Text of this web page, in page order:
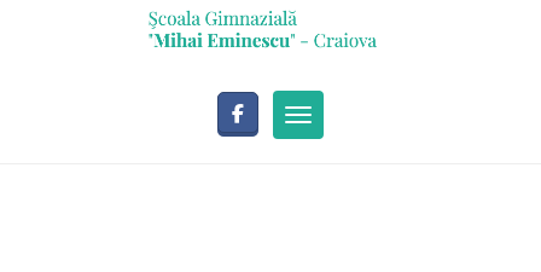
Toggle navigation